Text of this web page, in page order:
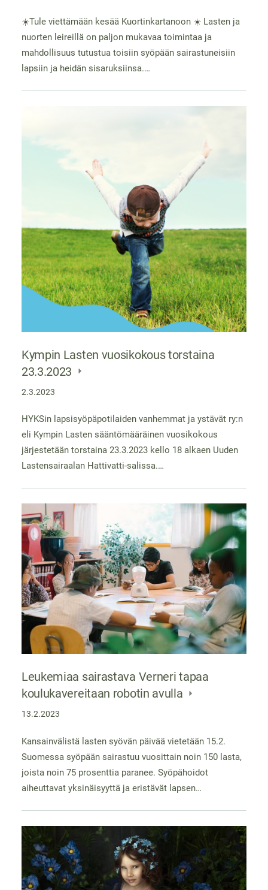
☀️Tule viettämään kesää Kuortinkartanoon ☀️ Lasten ja
nuorten leireillä on paljon mukavaa toimintaa ja
mahdollisuus tutustua toisiin syöpään sairastuneisiin
lapsiin ja heidän sisaruksiinsa.…
Kympin Lasten vuosikokous torstaina
23.3.2023
2.3.2023
HYKSin lapsisyöpäpotilaiden vanhemmat ja ystävät ry:n
eli Kympin Lasten sääntömääräinen vuosikokous
järjestetään torstaina 23.3.2023 kello 18 alkaen Uuden
Lastensairaalan Hattivatti-salissa.…
Leukemiaa sairastava Verneri tapaa
koulukavereitaan robotin avulla
13.2.2023
Kansainvälistä lasten syövän päivää vietetään 15.2.
Suomessa syöpään sairastuu vuosittain noin 150 lasta,
joista noin 75 prosenttia paranee. Syöpähoidot
aiheuttavat yksinäisyyttä ja eristävät lapsen…